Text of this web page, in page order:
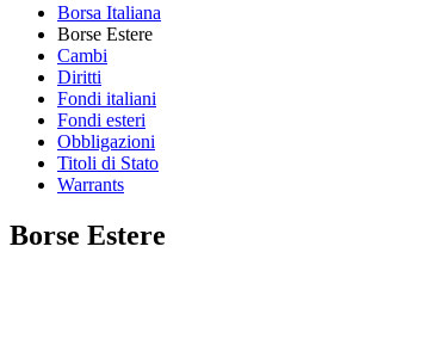
Borsa Italiana
Borse Estere
Cambi
Diritti
Fondi italiani
Fondi esteri
Obbligazioni
Titoli di Stato
Warrants
Borse Estere